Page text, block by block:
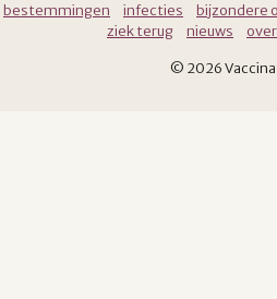
bestemmingen infecties bijzondere
ziek terug
nieuws
© 2026